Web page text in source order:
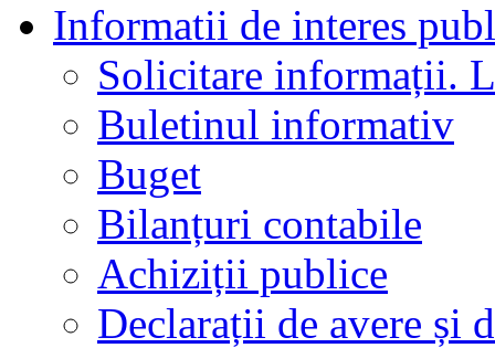
Informatii de interes
Solicitare informații.
Buletinul informativ
Buget
Bilanțuri contabile
Achiziții publice
Declarații de avere și